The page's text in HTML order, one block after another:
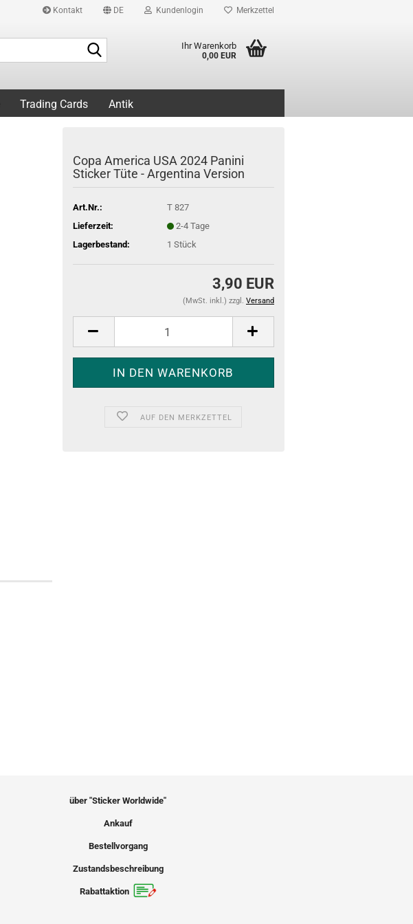
Kontakt DE Kundenlogin Merkzettel
Ihr Warenkorb
0,00 EUR
Trading Cards Antik
Copa America USA 2024 Panini
Sticker Tüte - Argentina Version
Art.Nr.:
T 827
Lieferzeit:
2-4 Tage
Lagerbestand:
1 Stück
3,90 EUR
(MwSt. inkl.) zzgl. Versand
AUF DEN MERKZETTEL
über "Sticker Worldwide"
Ankauf
Bestellvorgang
Zustandsbeschreibung
Rabattaktion